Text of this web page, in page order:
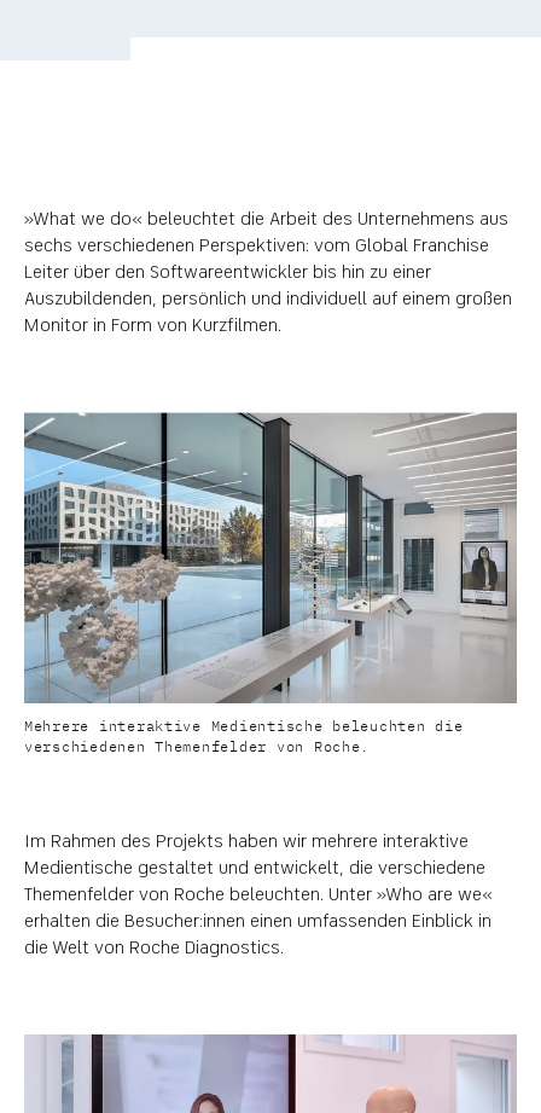
»What we do« beleuchtet die Arbeit des Unternehmens aus
sechs verschiedenen Perspektiven: vom Global Franchise
Leiter über den Softwareentwickler bis hin zu einer
Auszubildenden, persönlich und individuell auf einem großen
Monitor in Form von Kurzfilmen.
Mehrere interaktive Medientische beleuchten die
verschiedenen Themenfelder von Roche.
Im Rahmen des Projekts haben wir mehrere interaktive
Medientische gestaltet und entwickelt, die verschiedene
Themenfelder von Roche beleuchten. Unter »Who are we«
erhalten die Besucher:innen einen umfassenden Einblick in
die Welt von Roche Diagnostics.